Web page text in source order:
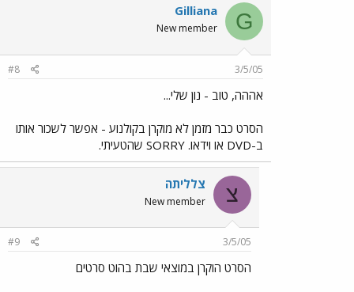
G
Gilliana
New member
3/5/05
#8
אההה, טוב - נון שלי...
הסרט כבר מזמן לא מוקרן בקולנוע - אפשר לשכור אותו
ב-DVD או וידאו. SORRY שהטעיתי.
צ צלליתה
New member
3/5/05
#9
הסרט הוקרן במוצאי שבת בהוט סרטים